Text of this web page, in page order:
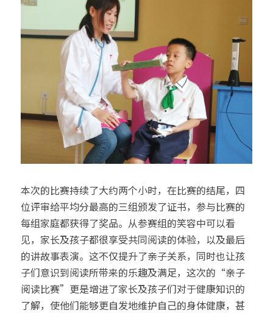
本次的比赛持续了大约两个小时，在比赛的结尾，四
位评审给平均分最高的三组颁发了证书，参与比赛的
每组家庭都获得了奖品。从参赛组的笑容中可以看
见，家长及孩子都很享受共同阅读的体验，以及最后
的讲故事表演。这不仅提升了亲子关系，同时也让孩
子们意识到阅读所带来的乐趣及满足，这次的“亲子
阅读比赛”更是增进了家长及孩子们对于健康知识的
了解，使他们能够更自发地维护自己的身体健康，甚